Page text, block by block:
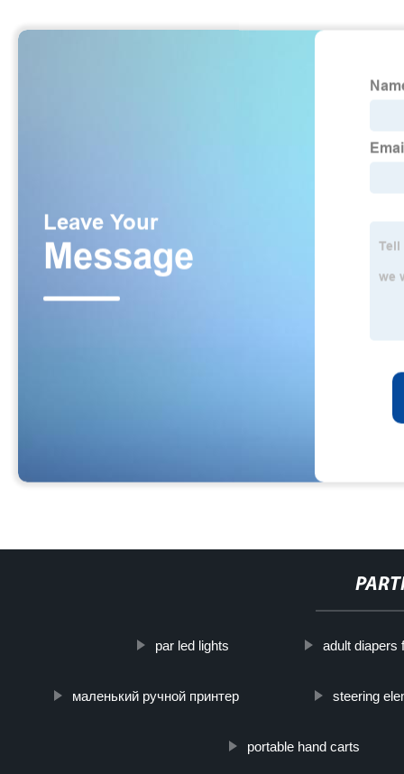
par led lights adult diapers
маленький ручной принтер steering
portable hand carts